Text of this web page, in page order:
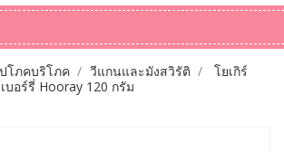
โภคบริโภค วีแกนและมังสวิรัติ
โยเกิร์
อร์รี่ Hooray 120 กรัม